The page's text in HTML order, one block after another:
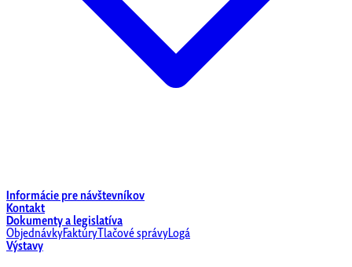
Informácie pre návštevníkov
Kontakt
Dokumenty a legislatíva
ObjednávkyFaktúry Tlačové správyLogá
Výstavy